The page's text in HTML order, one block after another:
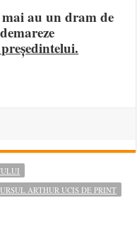
au un dram de
URSUL ARTHUR UCIS DE PRINT